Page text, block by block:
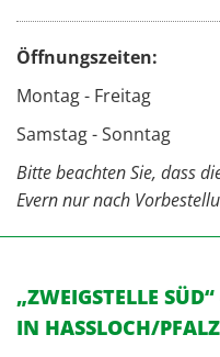
Öff­nungs­zei­ten:
Montag - Freitag
Samstag - Sonntag
Bitte be­ach­ten Sie, dass
Evern nur nach
„ZWEIGSTELLE
IN HASSLOCH/PFALZ